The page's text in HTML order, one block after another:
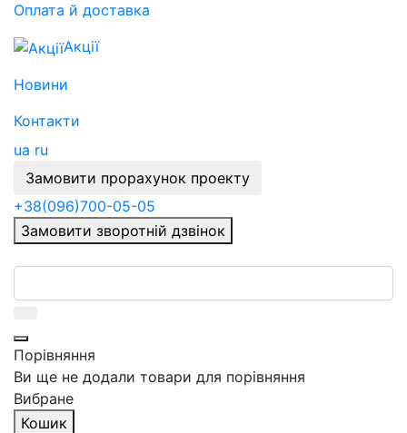
Оплата й доставка
Акції
Новини
Контакти
ua ru
Замовити прорахунок проекту
+38(096)700-05-05
Замовити зворотній дзвінок
Порівняння
Ви ще не додали товари для порівняння
Вибране
Кошик